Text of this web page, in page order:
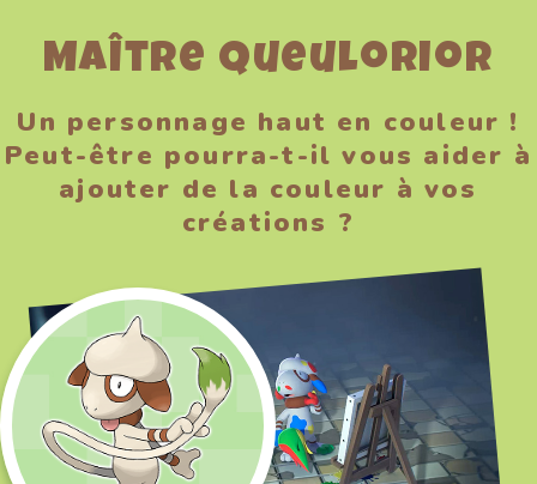
Maître Queulorior
Un personnage haut en couleur !
Peut-être pourra-t-il vous aider à
ajouter de la couleur à vos
créations ?